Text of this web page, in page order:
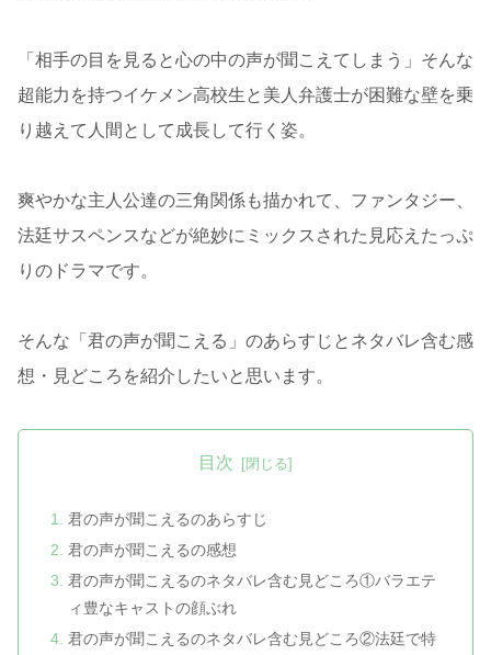
「相手の目を見ると心の中の声が聞こえてしまう」そんな
超能力を持つイケメン高校生と美人弁護士が困難な壁を乗
り越えて人間として成長して行く姿。
爽やかな主人公達の三角関係も描かれて、ファンタジー、
法廷サスペンスなどが絶妙にミックスされた見応えたっぷ
りのドラマです。
そんな「君の声が聞こえる」のあらすじとネタバレ含む感
想・見どころを紹介したいと思います。
目次
君の声が聞こえるのあらすじ
君の声が聞こえるの感想
君の声が聞こえるのネタバレ含む見どころ①バラエテ
ィ豊なキャストの顔ぶれ
君の声が聞こえるのネタバレ含む見どころ②法廷で特